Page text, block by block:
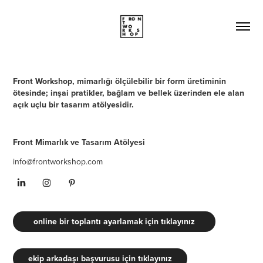
Front Workshop, mimarlığı ölçülebilir bir form üretiminin
ötesinde; inşai pratikler, bağlam ve bellek üzerinden ele alan
açık uçlu bir tasarım atölyesidir.
Front Mimarlık ve Tasarım Atölyesi
info@frontworkshop.com
online bir toplantı ayarlamak için tıklayınız
ekip arkadaşı başvurusu için tıklayınız